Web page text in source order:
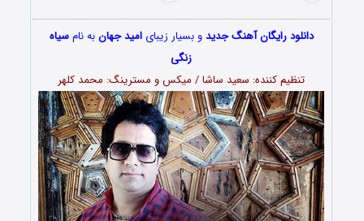
دانلود رایگان آهنگ جدیدو بسیار زیبایامید جهانبه نامسیاه
زنگی
تنظیم کننده: سعید ساشا / میکس و مسترینگ: محمد کلهر